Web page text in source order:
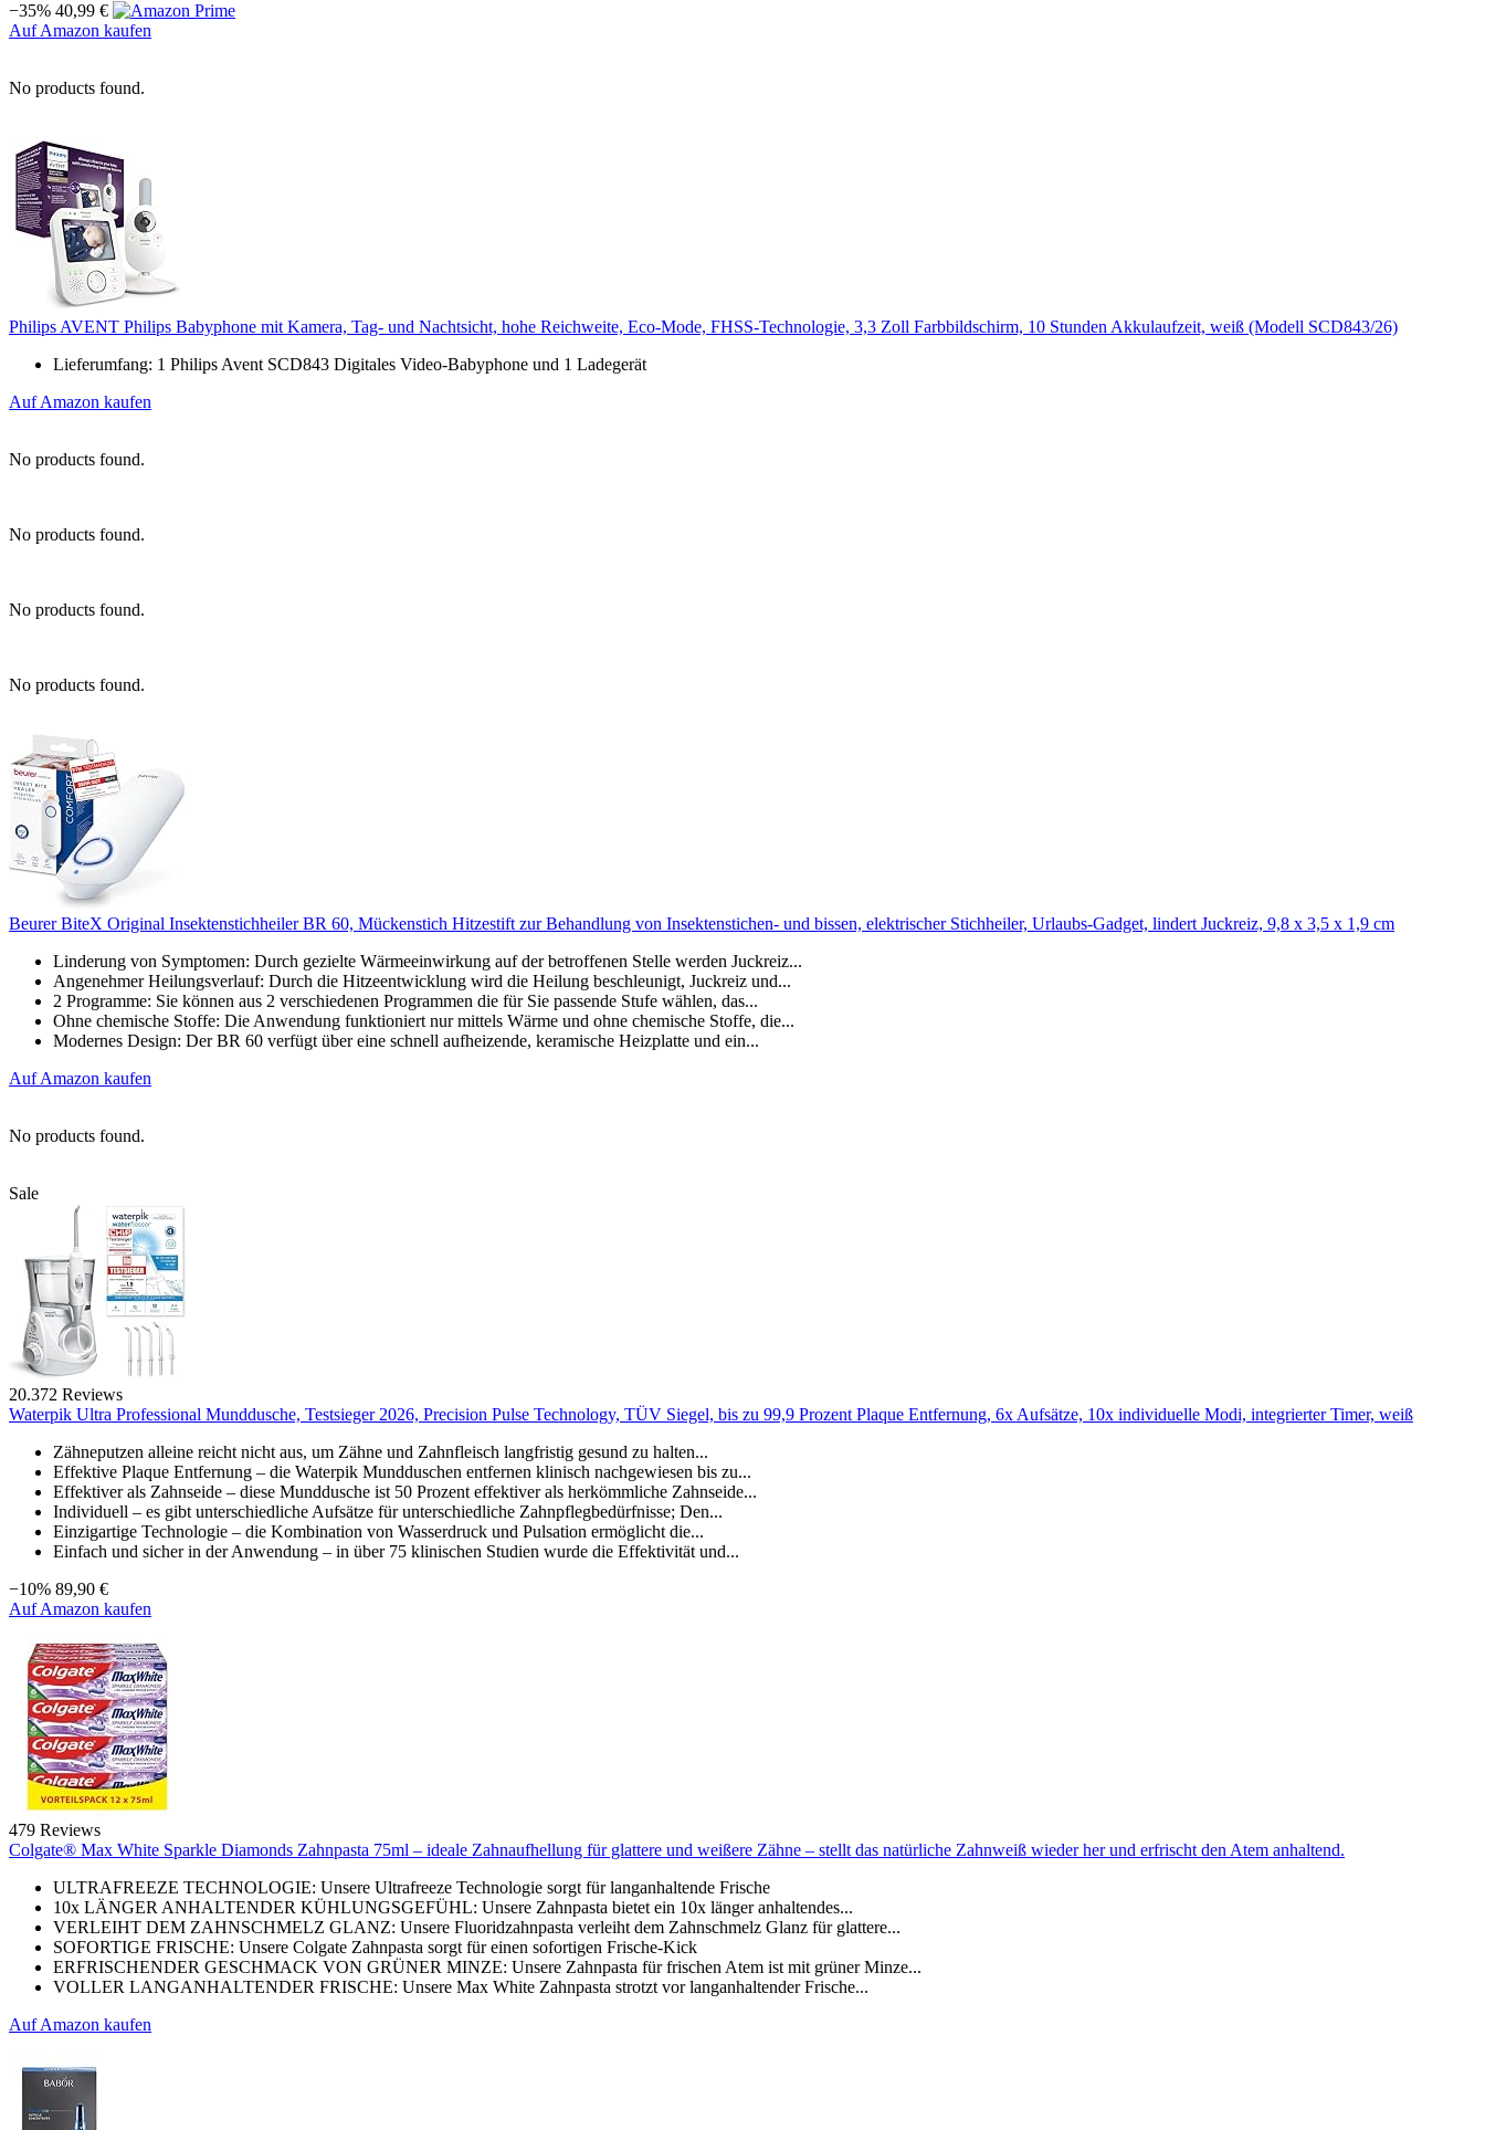
−35% 40,99 €
Auf Amazon kaufen
No products found.
Philips AVENT Philips Babyphone mit Kamera, Tag- und Nachtsicht, hohe Reichweite, Eco-Mode, FHSS-Technologie, 3,3 Zoll Farbbildschirm, 10 Stunden Akkulaufzeit, weiß (Modell SCD843/26)
Lieferumfang: 1 Philips Avent SCD843 Digitales Video-Babyphone und 1 Ladegerät
Auf Amazon kaufen
No products found.
No products found.
No products found.
No products found.
Beurer BiteX Original Insektenstichheiler BR 60, Mückenstich Hitzestift zur Behandlung von Insektenstichen- und bissen, elektrischer Stichheiler, Urlaubs-Gadget, lindert Juckreiz, 9,8 x 3,5 x 1,9 cm
Linderung von Symptomen: Durch gezielte Wärmeeinwirkung auf der betroffenen Stelle werden Juckreiz...
Angenehmer Heilungsverlauf: Durch die Hitzeentwicklung wird die Heilung beschleunigt, Juckreiz und...
2 Programme: Sie können aus 2 verschiedenen Programmen die für Sie passende Stufe wählen, das...
Ohne chemische Stoffe: Die Anwendung funktioniert nur mittels Wärme und ohne chemische Stoffe, die...
Modernes Design: Der BR 60 verfügt über eine schnell aufheizende, keramische Heizplatte und ein...
Auf Amazon kaufen
No products found.
Sale
20.372 Reviews
Waterpik Ultra Professional Munddusche, Testsieger 2026, Precision Pulse Technology, TÜV Siegel, bis zu 99,9 Prozent Plaque Entfernung, 6x Aufsätze, 10x individuelle Modi, integrierter Timer, weiß
Zähneputzen alleine reicht nicht aus, um Zähne und Zahnfleisch langfristig gesund zu halten...
Effektive Plaque Entfernung – die Waterpik Mundduschen entfernen klinisch nachgewiesen bis zu...
Effektiver als Zahnseide – diese Munddusche ist 50 Prozent effektiver als herkömmliche Zahnseide...
Individuell – es gibt unterschiedliche Aufsätze für unterschiedliche Zahnpflegbedürfnisse; Den...
Einzigartige Technologie – die Kombination von Wasserdruck und Pulsation ermöglicht die...
Einfach und sicher in der Anwendung – in über 75 klinischen Studien wurde die Effektivität und...
−10% 89,90 €
Auf Amazon kaufen
479 Reviews
Colgate® Max White Sparkle Diamonds Zahnpasta 75ml – ideale Zahnaufhellung für glattere und weißere Zähne – stellt das natürliche Zahnweiß wieder her und erfrischt den Atem anhaltend.
ULTRAFREEZE TECHNOLOGIE: Unsere Ultrafreeze Technologie sorgt für langanhaltende Frische
10x LÄNGER ANHALTENDER KÜHLUNGSGEFÜHL: Unsere Zahnpasta bietet ein 10x länger anhaltendes...
VERLEIHT DEM ZAHNSCHMELZ GLANZ: Unsere Fluoridzahnpasta verleiht dem Zahnschmelz Glanz für glattere...
SOFORTIGE FRISCHE: Unsere Colgate Zahnpasta sorgt für einen sofortigen Frische-Kick
ERFRISCHENDER GESCHMACK VON GRÜNER MINZE: Unsere Zahnpasta für frischen Atem ist mit grüner Minze...
VOLLER LANGANHALTENDER FRISCHE: Unsere Max White Zahnpasta strotzt vor langanhaltender Frische...
Auf Amazon kaufen